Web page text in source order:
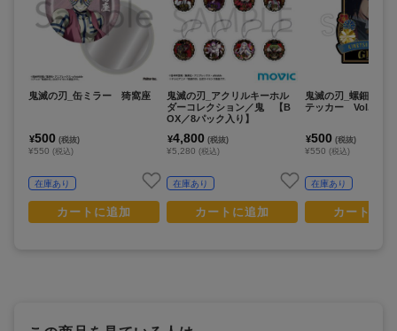
鬼滅の刃_缶ミラー 猗窩座
¥500 (税抜)
¥550 (税込)
在庫あり
カートに追加
鬼滅の刃_アクリルキーホル
ダーコレクション／鬼 【B
OX／8パック入り】
¥4,800 (税抜)
¥5,280 (税込)
在庫あり
カートに追加
鬼滅の刃_螺鈿風シ
テッカー Vol.4 冨
¥500 (税抜)
¥550 (税込)
在庫あり
カートに